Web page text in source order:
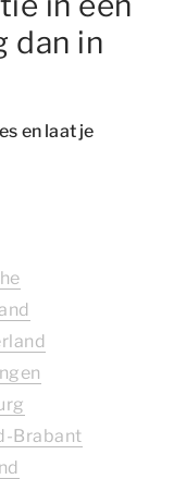
dan in
en laat je
Brabant